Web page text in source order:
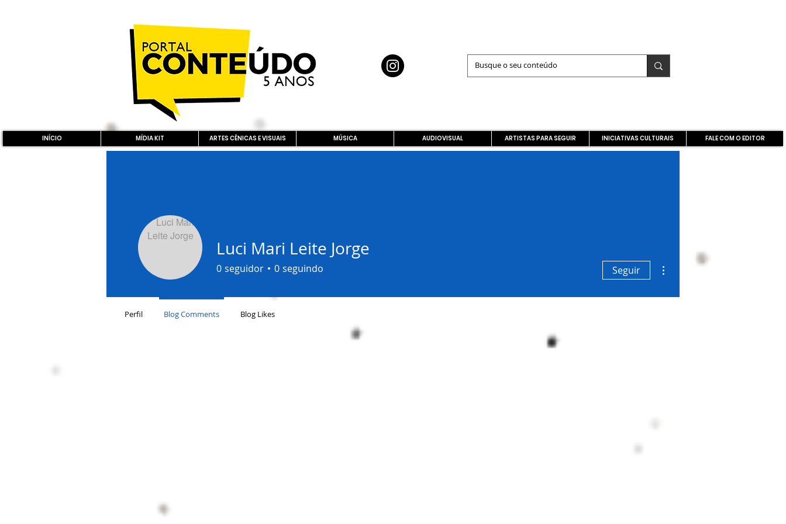
INÍCIO MÍDIA KIT ARTES CÊNICAS E VISUAIS MÚSICA AUDIOVISUAL ARTISTAS PARA SEGUIR INICIATIVAS CULTURAIS FALE COM O EDITOR
Luci Mari Leite Jorge
0 seguidor 0 seguindo Seguir
Mais ações
Perfil Blog Comments Blog Likes